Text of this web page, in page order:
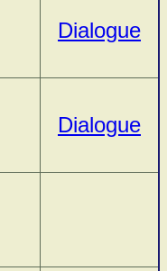
Dialogue
Dialogue